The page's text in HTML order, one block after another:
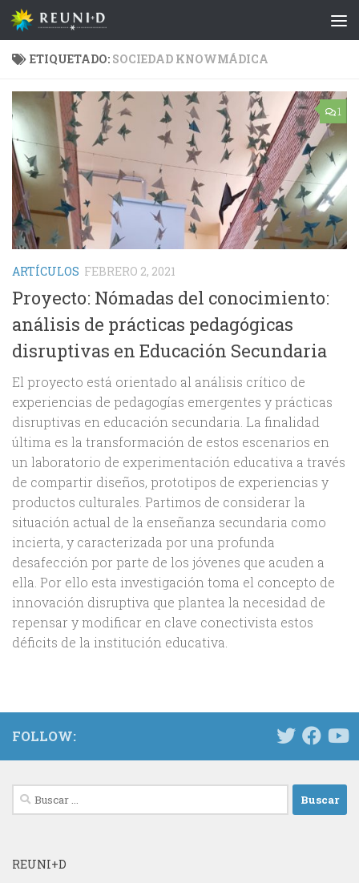
Saltar al contenido
ETIQUETADO: SOCIEDAD KNOWMÁDICA
1
ARTÍCULOS FEBRERO 2, 2021
Proyecto: Nómadas del conocimiento:
análisis de prácticas pedagógicas
disruptivas en Educación Secundaria
El proyecto está orientado al análisis crítico de
experiencias de pedagogías emergentes y prácticas
disruptivas en educación secundaria. La finalidad
última es la transformación de estos escenarios en
un laboratorio de experimentación educativa a través
de compartir diseños, prototipos de experiencias y
productos culturales. Partimos de considerar la
situación actual de la enseñanza secundaria como
incierta, y caracterizada por una profunda
desafección por parte de los jóvenes que acuden a
ella. Por ello esta investigación toma el concepto de
innovación disruptiva que plantea la necesidad de
repensar y modificar en clave conectivista estos
déficits de la institución educativa.
FOLLOW:
Buscar:
REUNI+D